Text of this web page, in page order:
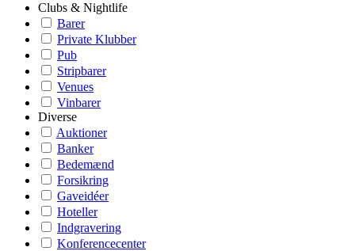
Clubs & Nightlife
Barer
Private Klubber
Pub
Stripbarer
Venues
Vinbarer
Diverse
Auktioner
Banker
Bedemænd
Forsikring
Gaveidéer
Hoteller
Indgravering
Konferencecenter